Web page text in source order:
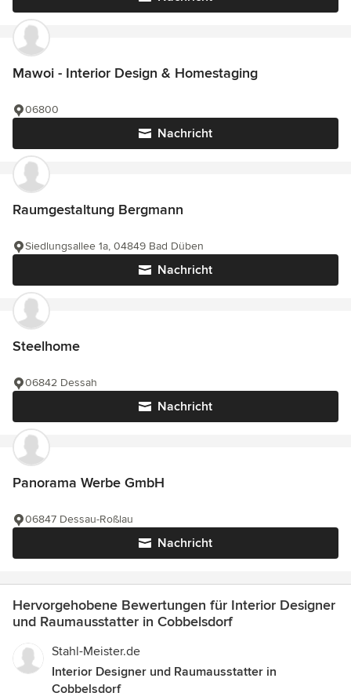
Mawoi - Interior Design & Homestaging
Nachricht
06800
Raumgestaltung Bergmann
Nachricht
Siedlungsallee 1a, 04849 Bad Düben
Steelhome
Nachricht
06842 Dessah
Panorama Werbe GmbH
Nachricht
06847 Dessau-Roßlau
Hervorgehobene Bewertungen für Interior Designer
und Raumausstatter in Cobbelsdorf
Stahl-Meister.de
Interior Designer und Raumausstatter in
Cobbelsdorf